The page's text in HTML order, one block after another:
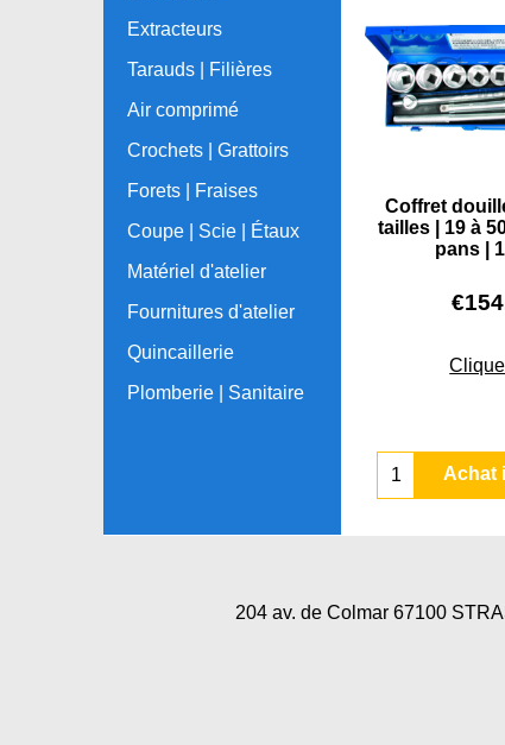
Extracteurs
Tarauds | Filières
Air comprimé
Crochets | Grattoirs
Forets | Fraises
Coupe | Scie | Étaux
Matériel d'atelier
Fournitures d'atelier
Quincaillerie
Plomberie | Sanitaire
Coffret
tailles | 19 à
pans |
€
Achat
204 av. de Colmar 67100